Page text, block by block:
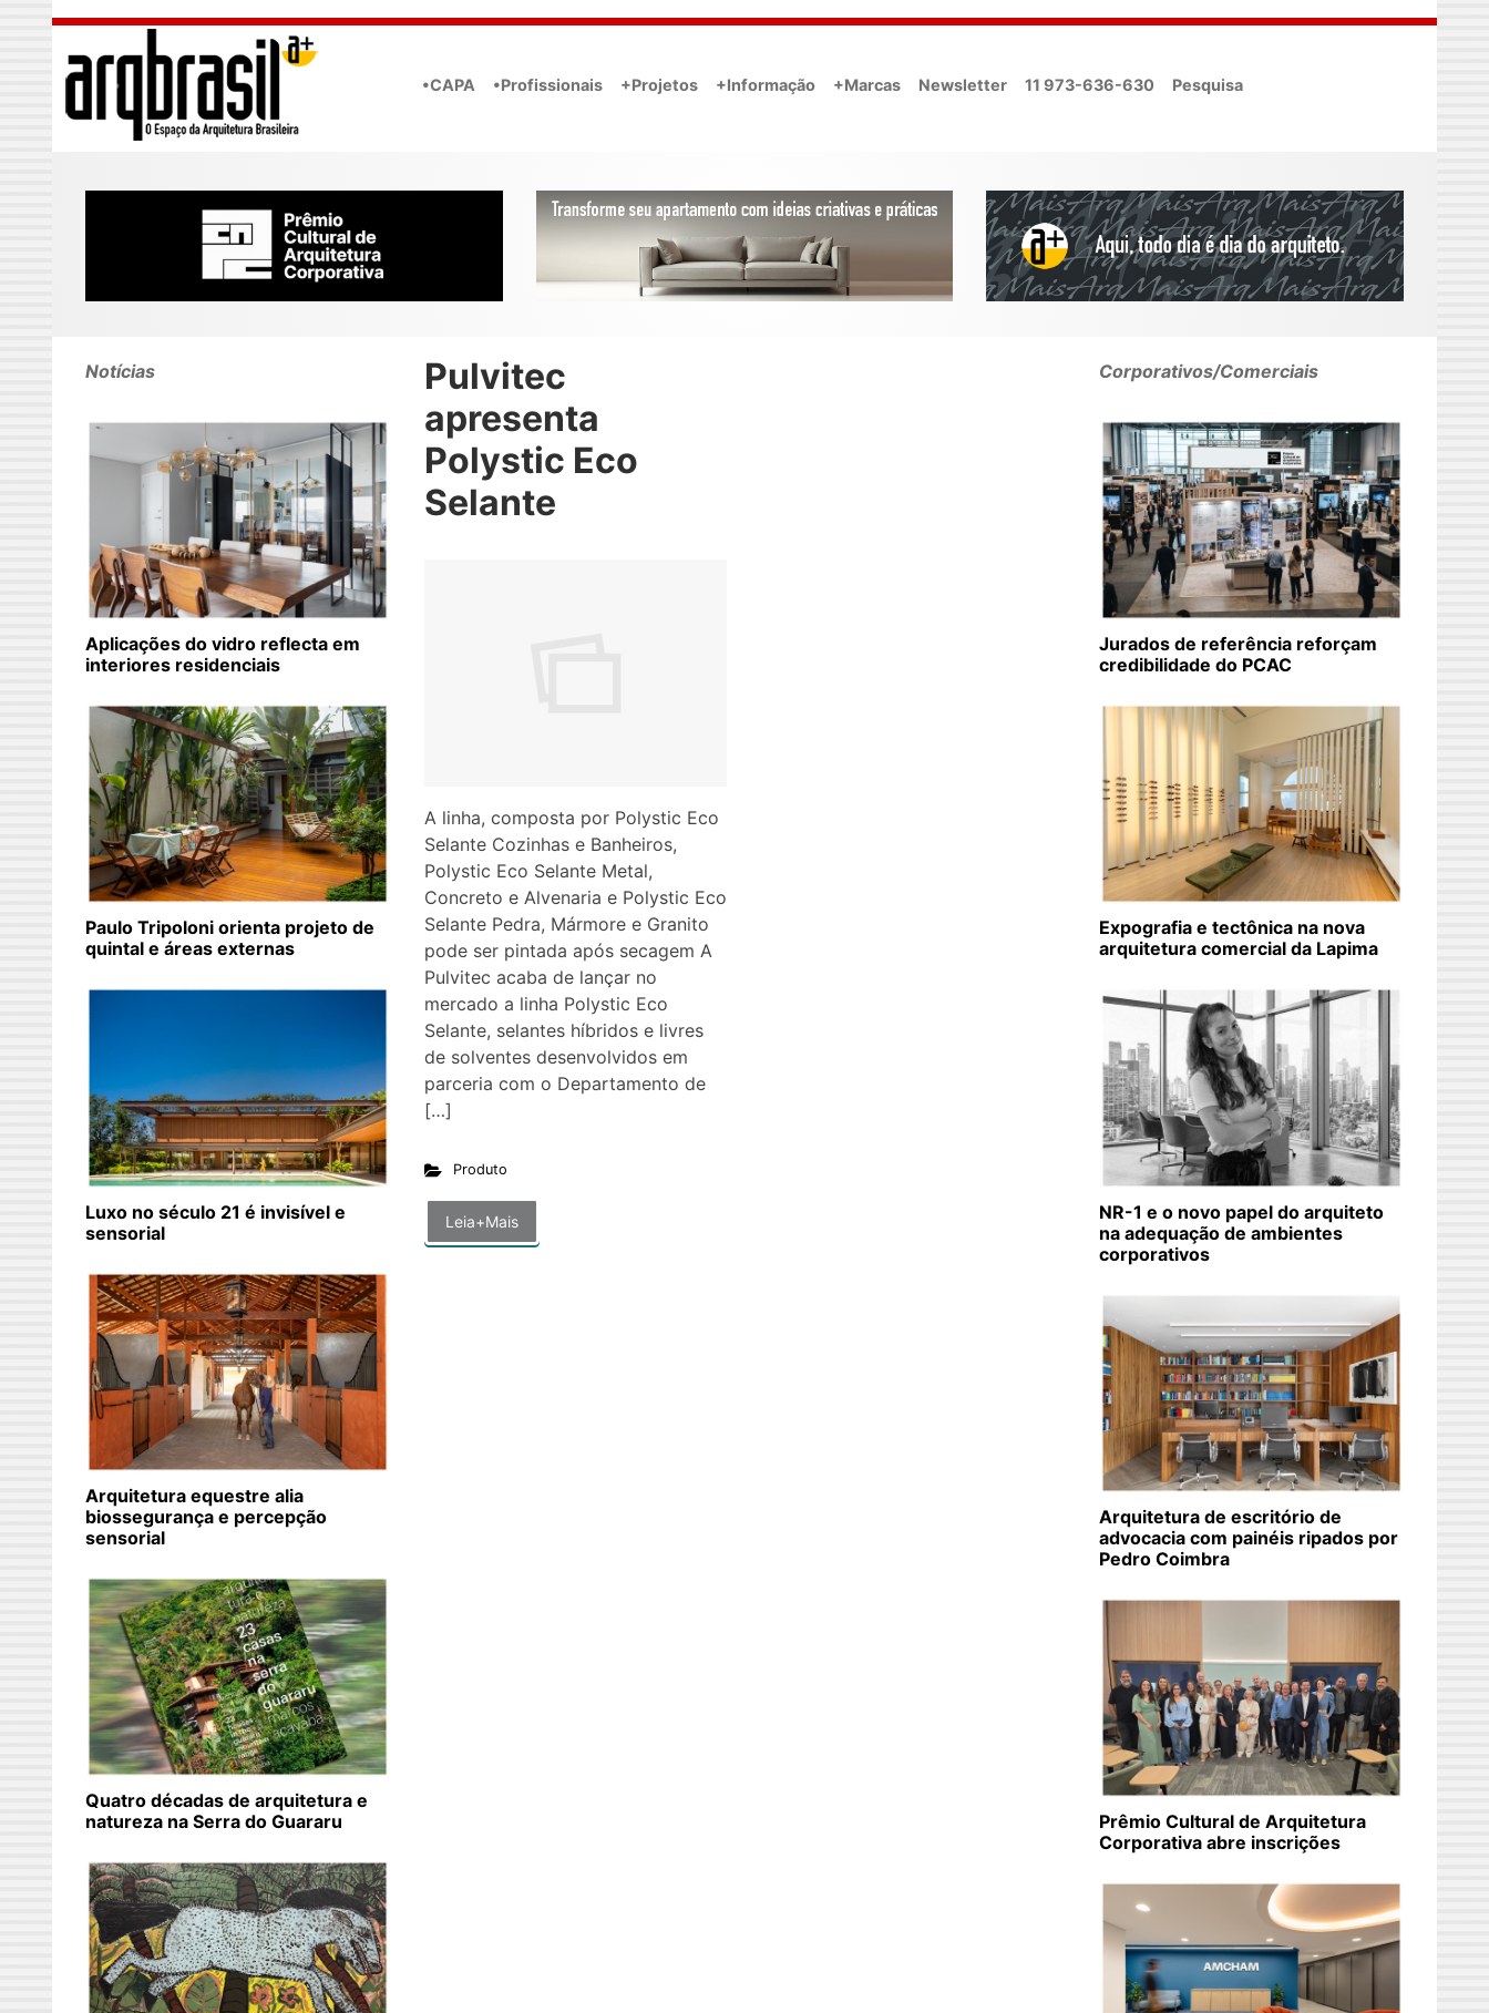
Skip to main content
•CAPA •Profissionais +Projetos +Informação +Marcas Newsletter 11 973-636-630 Pesquisa
Pulvitec
apresenta
Polystic Eco
Selante
A linha, composta por Polystic Eco
Selante Cozinhas e Banheiros,
Polystic Eco Selante Metal,
Concreto e Alvenaria e Polystic Eco
Selante Pedra, Mármore e Granito
pode ser pintada após secagem A
Pulvitec acaba de lançar no
mercado a linha Polystic Eco
Selante, selantes híbridos e livres
de solventes desenvolvidos em
parceria com o Departamento de
[…]
Produto
Leia+Mais
Notícias
Aplicações do vidro reflecta em
interiores residenciais
Paulo Tripoloni orienta projeto de
quintal e áreas externas
Luxo no século 21 é invisível e
sensorial
Arquitetura equestre alia
biossegurança e percepção
sensorial
Quatro décadas de arquitetura e
natureza na Serra do Guararu
Corporativos/Comerciais
Jurados de referência reforçam
credibilidade do PCAC
Expografia e tectônica na nova
arquitetura comercial da Lapima
NR-1 e o novo papel do arquiteto
na adequação de ambientes
corporativos
Arquitetura de escritório de
advocacia com painéis ripados por
Pedro Coimbra
Prêmio Cultural de Arquitetura
Corporativa abre inscrições